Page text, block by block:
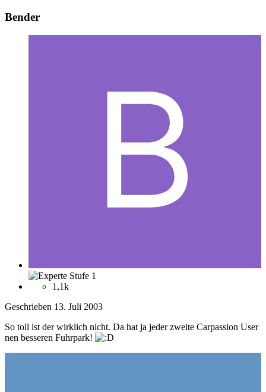
Bender
1,1k
Geschrieben 13. Juli 2003
So toll ist der wirklich nicht. Da hat ja jeder zweite Carpassion User
nen besseren Fuhrpark!